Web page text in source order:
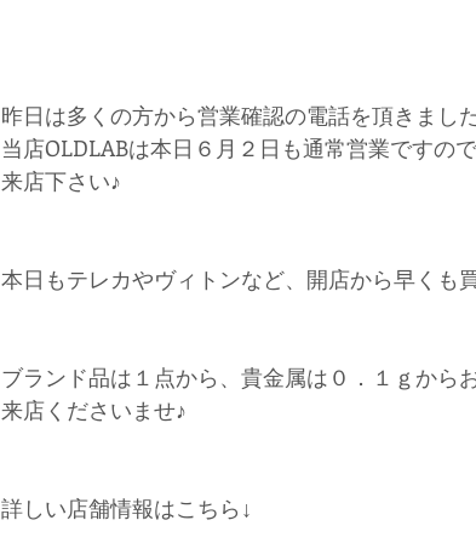
昨日は多くの方から営業確認の電話を頂きました
当店OLDLABは本日６月２日も通常営業ですの
来店下さい♪
本日もテレカやヴィトンなど、開店から早くも
ブランド品は１点から、貴金属は０．１ｇから
来店くださいませ♪
詳しい店舗情報はこちら↓